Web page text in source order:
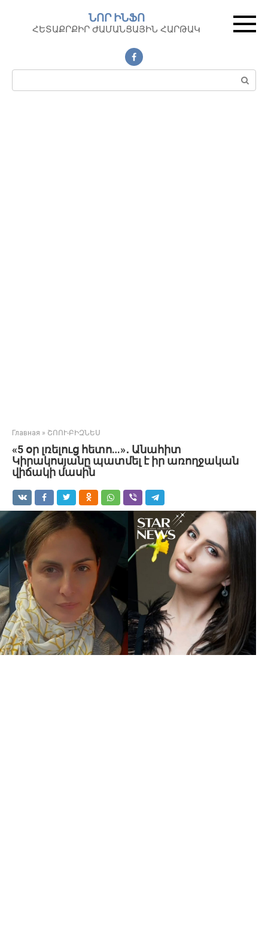
контенту
ՆՈՐ ԻՆՖՈ
ՀԵՏԱՔՐՔԻՐ ԺԱՄԱՆՑԱՅԻՆ ՀԱՐԹԱԿ
Поиск:
Главная » ՇՈՈՒ-ԲԻԶՆԵՍ
«5 օր լռելուց հետո…»․ Անահիտ
Կիրակոսյանը պատմել է իր առողջական
վիճակի մասին